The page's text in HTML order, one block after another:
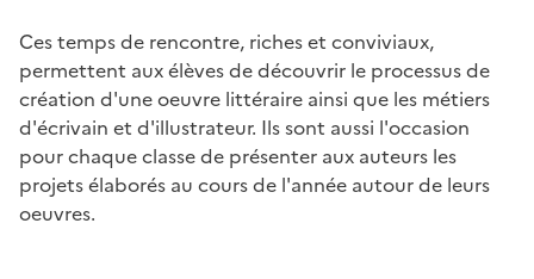
Ces temps de rencontre, riches et conviviaux,
permettent aux élèves de découvrir le processus de
création d'une oeuvre littéraire ainsi que les métiers
d'écrivain et d'illustrateur. Ils sont aussi l'occasion
pour chaque classe de présenter aux auteurs les
projets élaborés au cours de l'année autour de leurs
oeuvres.